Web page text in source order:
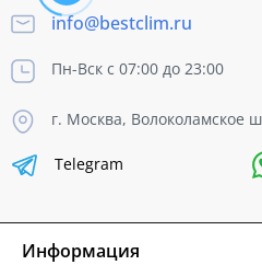
info@bestclim.ru
Пн-Вск с 07:00 до 23:00
г. Москва, Волоколамское
Telegram
Информация